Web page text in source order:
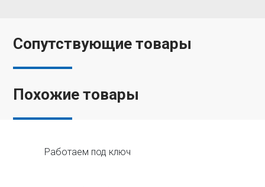
Сопутствующие товары
Похожие товары
Работаем под ключ